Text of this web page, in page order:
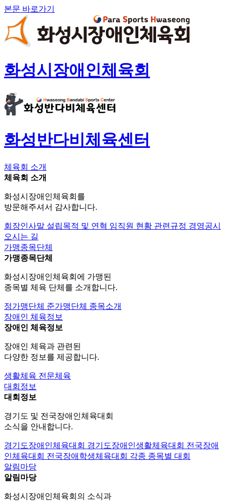
본문 바로가기
화성시장애인체육회
화성반다비체육센터
체육회 소개
체육회 소개
화성시장애인체육회를
방문해주셔서 감사합니다.
회장인사말 설립목적 및 연혁 임직원 현황 관련규정 경영공시
오시는 길
가맹종목단체
가맹종목단체
화성시장애인체육회에 가맹된
종목별 체육 단체를 소개합니다.
정가맹단체 준가맹단체 종목소개
장애인 체육정보
장애인 체육정보
장애인 체육과 관련된
다양한 정보를 제공합니다.
생활체육 전문체육
대회정보
대회정보
경기도 및 전국장애인체육대회
소식을 안내합니다.
경기도장애인체육대회 경기도장애인생활체육대회 전국장애
인체육대회 전국장애학생체육대회 각종 종목별 대회
알림마당
알림마당
화성시장애인체육회의 소식과